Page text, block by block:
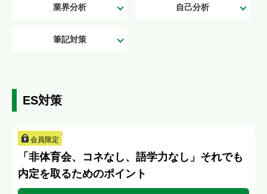
業界分析 自己分析
筆記対策
ES対策
会員限定
「非体育会、コネなし、語学力なし」それでも
内定を取るためのポイント